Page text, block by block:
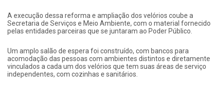
A execução dessa reforma e ampliação dos velórios coube a
Secretaria de Serviços e Meio Ambiente, com o material fornecido
pelas entidades parceiras que se juntaram ao Poder Público.
Um amplo salão de espera foi construído, com bancos para
acomodação das pessoas com ambientes distintos e diretamente
vinculados a cada um dos velórios que tem suas áreas de serviço
independentes, com cozinhas e sanitários.